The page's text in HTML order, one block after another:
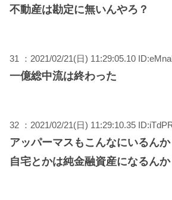
不動産は勘定に無いんやろ？
31 ：2021/02/21(日) 11:29:05.10
一億総中流は終わった
32 ：2021/02/21(日) 11:29:10.35
アッパーマスもこんなにいるんか
自宅とかは純金融資産になるんか